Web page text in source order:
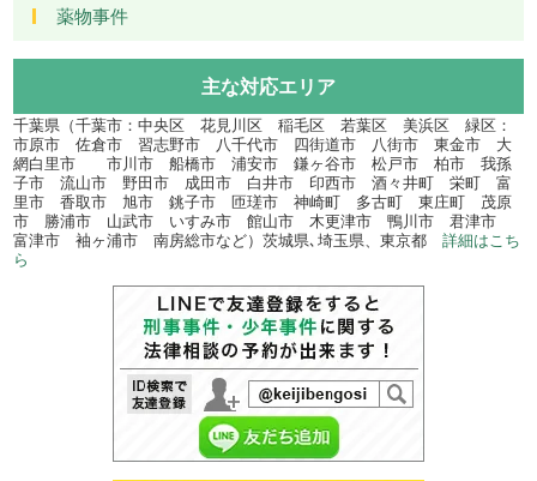
薬物事件
主な対応エリア
千葉県（千葉市：中央区 花見川区 稲毛区 若葉区 美浜区 緑区：
市原市 佐倉市 習志野市 八千代市 四街道市 八街市 東金市 大
網白里市 市川市 船橋市 浦安市 鎌ヶ谷市 松戸市 柏市 我孫
子市 流山市 野田市 成田市 白井市 印西市 酒々井町 栄町 富
里市 香取市 旭市 銚子市 匝瑳市 神崎町 多古町 東庄町 茂原
市 勝浦市 山武市 いすみ市 館山市 木更津市 鴨川市 君津市
富津市 袖ヶ浦市 南房総市など）茨城県､埼玉県、東京都詳細はこち
ら